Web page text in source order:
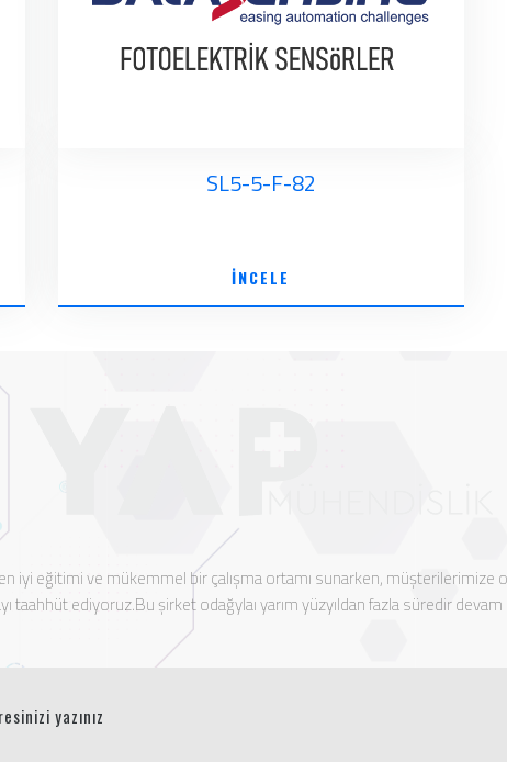
SL5-5-F-82
İNCELE
en iyi eğitimi ve mükemmel bir çalışma ortamı sunarken,
taahhüt ediyoruz.Bu şirket odağylaı yarım yüzyıldan fazla süredir